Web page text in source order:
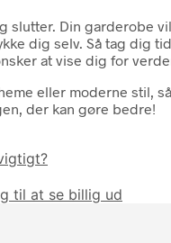
slutter. Din garderobe
dig selv. Så tag dig
at vise dig for
eller moderne stil,
der kan gøre bedre!
til at se billig ud